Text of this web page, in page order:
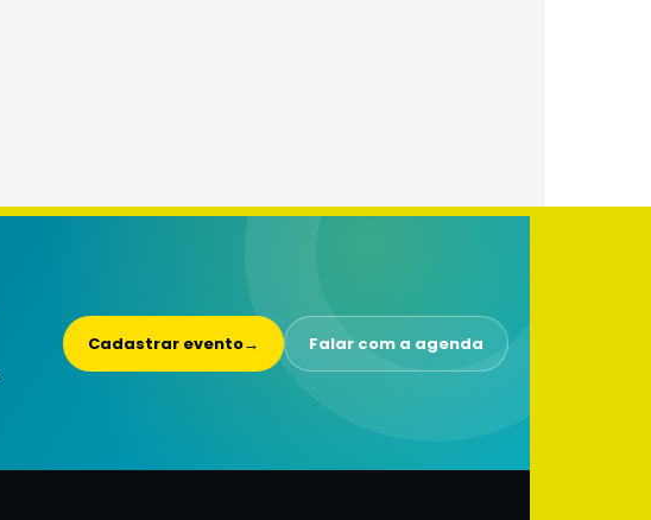
Cadastrar evento→ Falar com a agenda